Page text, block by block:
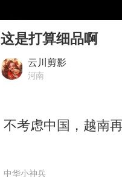
日本
胡彦
飞机
这是打算细品啊
云川剪影
河南
不考虑中国，越南
中华小神兵